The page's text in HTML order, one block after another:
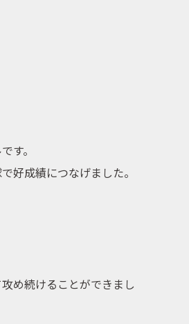
す。
好成績につなげました。
め続けることができまし